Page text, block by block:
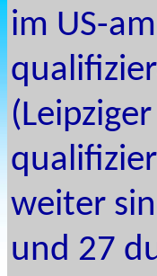
im US-
weiter
und 27